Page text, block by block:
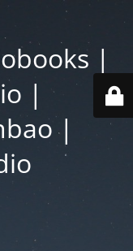
|
|
|